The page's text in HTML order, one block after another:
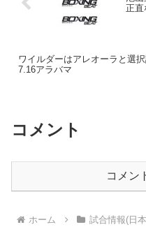
正直
ワイルダーはアレオーラと選択
7.16アラバマ
コメント
コメン
ホーム 試合情報(日